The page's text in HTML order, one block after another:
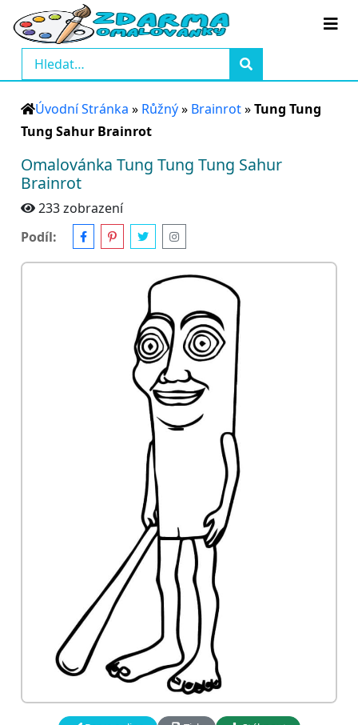
Úvodní Stránka » Růžný» Brainrot»Tung Tung
Tung Sahur Brainrot
Omalovánka Tung Tung Tung Sahur
Brainrot
233 zobrazení
Podíl: